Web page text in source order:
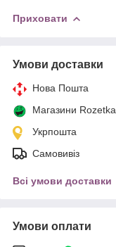
Приховати
Умови доставки
Нова Пошта
Магазини Rozetka
Укрпошта
Самовивіз
Всі умови доставки
Умови оплати